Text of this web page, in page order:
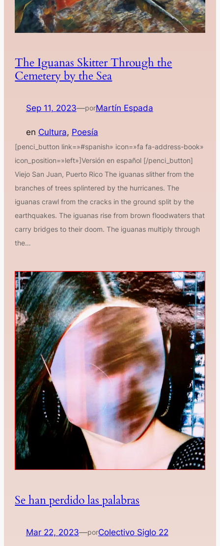
The Iguanas Skitter Through the
Cemetery by the Sea
Sep 11, 2023—porMartín Espada
en Cultura, Poesía
[penci_button link=»#spanish» icon=»fa fa-address-book»
icon_position=»left»]Versión en español [/penci_button]
Viejo San Juan, Puerto Rico The iguanas slither from the
branches of trees splintered by the hurricanes. The
iguanas crawl from the cracks in the ground split by the
earthquakes. The iguanas rise from brown floodwaters that
carry bridges to their doom. The iguanas multiply through
the…
Se han perdido las palabras
Mar 22, 2023—porColectivo Siglo 22